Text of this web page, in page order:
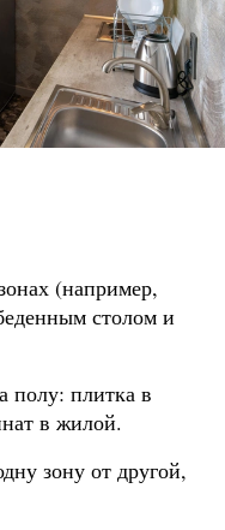
(например,
столом и
полу: плитка в
в жилой.
зону от другой,